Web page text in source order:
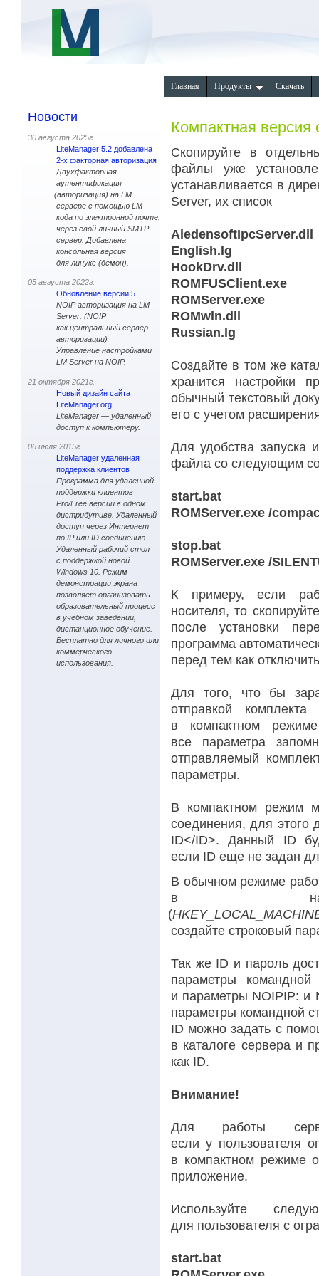
Главная Продукты Скачать
Новости
30 августа 2025г.
LiteManager 5.2 добавлена
2-х факторная авторизация
Двухфакторная
аутентификация
(авторизация) на LM
сервере с помощью LM-
кода по электронной почте,
через свой личный SMTP
сервер. Добавлена
консольная версия
для линукс (демон).
05 августа 2022г.
Обновление версии 5
NOIP авторизация на LM
Server. (NOIP
как центральный сервер
авторизации)
Управление настройками
LM Server на NOIP.
21 октября 2021г.
Новый дизайн сайта
LiteManager.org
LiteManager — удаленный
доступ к компьютеру.
06 июля 2015г.
LiteManager удаленная
поддержка клиентов
Программа для удаленной
поддержки клиентов
Pro/Free версии в одном
дистрибутиве. Удаленный
доступ через Интернет
по IP или ID соединению.
Удаленный рабочий стол
с поддержкой новой
Windows 10. Режим
демонстрации экрана
позволяет организовать
образовательный процесс
в учебном заведении,
дистанционное обучение.
Бесплатно для личного или
коммерческого
использования.
Компактная версия
Скопируйте в
файлы уже
устанавливается в
Server, их список
AledensoftIpcServer.dll
English.lg
HookDrv.dll
ROMFUSClient.exe
ROMServer.exe
ROMwln.dll
Russian.lg
Создайте в том же
хранится настройки
обычный текстовый
его с учетом
Для удобства запуска
файла со следующим
start.bat
ROMServer.exe /
stop.bat
ROMServer.exe /
К примеру, если
носителя, то
после установки
программа
перед тем как
Для того, что бы
отправкой
в компактном
все параметра
отправляемый
параметры.
В компактном режим
соединения, для
ID</ID>. Данный ID
если ID еще не задан
В обычном режиме
в
(
создайте строковый
Так же ID и пароль
параметры
и параметры NOIPIP: и
параметры командной
ID можно задать с
в каталоге сервера и
как ID.
Внимание!
Для работы
если у пользователя
в компактном режиме
приложение.
Используйте
для пользователя с
start.bat